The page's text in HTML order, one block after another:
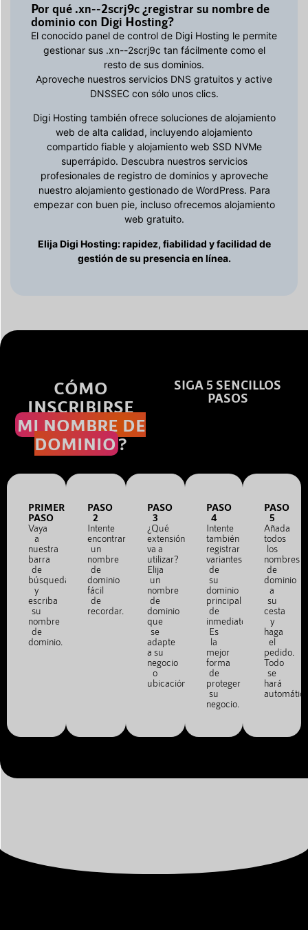
Por qué .xn--2scrj9c ¿registrar su nombre de
dominio con Digi Hosting?
El conocido panel de control de Digi Hosting le permite
gestionar sus .xn--2scrj9c tan fácilmente como el
resto de sus dominios.
Aproveche nuestros servicios DNS gratuitos y active
DNSSEC con sólo unos clics.
Digi Hosting también ofrece soluciones de alojamiento
web de alta calidad, incluyendo alojamiento
compartido fiable y alojamiento web SSD NVMe
superrápido. Descubra nuestros servicios
profesionales de registro de dominios y aproveche
nuestro alojamiento gestionado de WordPress. Para
empezar con buen pie, incluso ofrecemos alojamiento
web gratuito.
Elija Digi Hosting: rapidez, fiabilidad y facilidad de
gestión de su presencia en línea.
CÓMO
INSCRIBIRSE
MI NOMBRE DE
DOMINIO?
SIGA 5 SENCILLOS
PASOS
PRIMER
PASO
Vaya
a
nuestra
barra
de
búsqueda
y
escriba
su
nombre
de
dominio.
PASO
2
Intente
encontrar
un
nombre
de
dominio
fácil
de
recordar.
PASO
3
¿Qué
extensión
va a
utilizar?
Elija
un
nombre
de
dominio
que
se
adapte
a su
negocio
o
ubicación.
PASO
4
Intente
también
registrar
variantes
de
su
dominio
principal
de
inmediato.
Es
la
mejor
forma
de
proteger
su
negocio.
PASO
5
Añada
todos
los
nombres
de
dominio
a
su
cesta
y
haga
el
pedido.
Todo
se
hará